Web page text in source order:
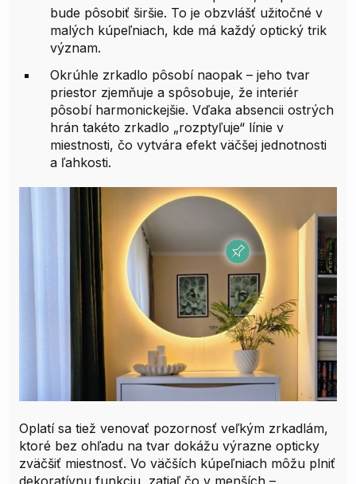
bude pôsobiť širšie. To je obzvlášť užitočné v
malých kúpeľniach, kde má každý optický trik
význam.
Okrúhle zrkadlo pôsobí naopak – jeho tvar
priestor zjemňuje a spôsobuje, že interiér
pôsobí harmonickejšie. Vďaka absencii ostrých
hrán takéto zrkadlo „rozptyľuje“ línie v
miestnosti, čo vytvára efekt väčšej jednotnosti
a ľahkosti.
Oplatí sa tiež venovať pozornosť veľkým zrkadlám,
ktoré bez ohľadu na tvar dokážu výrazne opticky
zväčšiť miestnosť. Vo väčších kúpeľniach môžu plniť
dekoratívnu funkciu, zatiaľ čo v menších –